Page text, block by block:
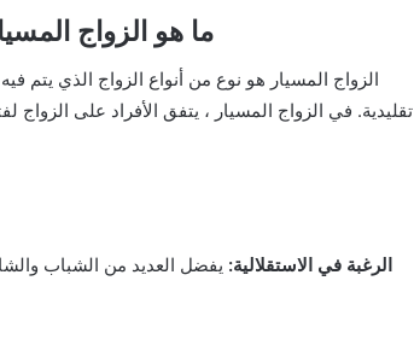
ما هو الزواج
الزواج المسيار هو نوع من أنواع الزواج الذي يتم
تقليدية. في الزواج المسيار ، يتفق الأفراد على
1. الرغبة في الاستقلالية: يفضل العديد من الشباب